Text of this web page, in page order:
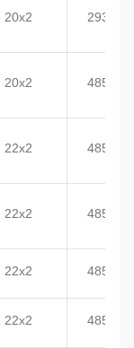
20x2 2937
20x2 4855
22x2 4855
22x2 4855
22x2 4855
22x2 4855